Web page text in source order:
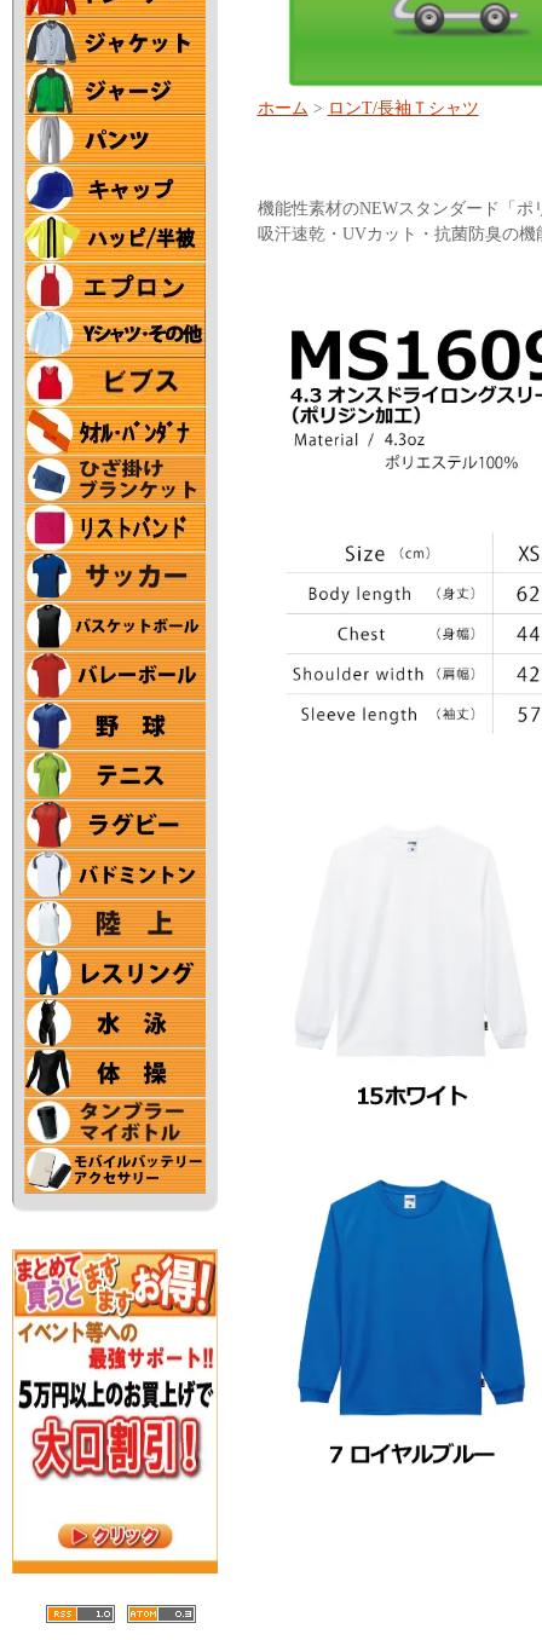
ホーム > ロンT/長袖Ｔシャツ
機能性素材のNEWスタンダード「
吸汗速乾・UVカット・抗菌防臭の